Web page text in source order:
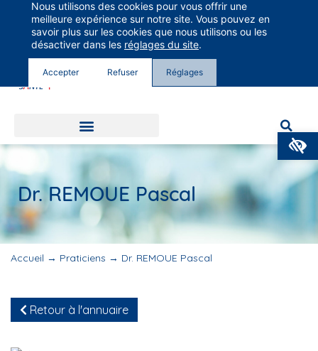
Groupe Vivalto Santé
Entre nous, la vie
Dr. REMOUE Pascal
Accueil → Praticiens → Dr. REMOUE Pascal
Retour à l'annuaire
Nous utilisons des cookies pour vous offrir une
meilleure expérience sur notre site. Vous pouvez en
savoir plus sur les cookies que nous utilisons ou les
désactiver dans les réglages du site.
Accepter Refuser Réglages